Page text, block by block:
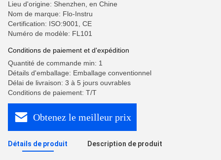
Lieu d'origine: Shenzhen, en Chine
Nom de marque: Flo-Instru
Certification: ISO:9001, CE
Numéro de modèle: FL101
Conditions de paiement et d'expédition
Quantité de commande min: 1
Détails d'emballage: Emballage conventionnel
Délai de livraison: 3 à 5 jours ouvrables
Conditions de paiement: T/T
Obtenez le meilleur prix
Détails de produit Description de produit